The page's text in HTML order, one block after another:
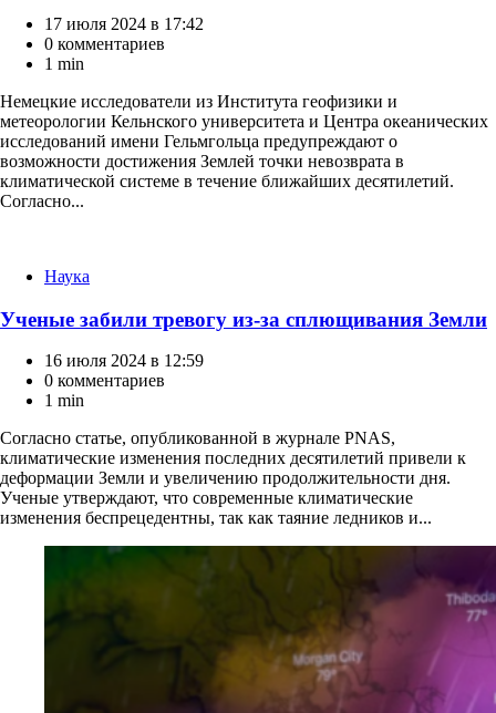
17 июля 2024 в 17:42
0 комментариев
1 min
Немецкие исследователи из Института геофизики и
метеорологии Кельнского университета и Центра океанических
исследований имени Гельмгольца предупреждают о
возможности достижения Землей точки невозврата в
климатической системе в течение ближайших десятилетий.
Согласно...
Категории
Наука
Ученые забили тревогу из-за сплющивания Земли
16 июля 2024 в 12:59
0 комментариев
1 min
Согласно статье, опубликованной в журнале PNAS,
климатические изменения последних десятилетий привели к
деформации Земли и увеличению продолжительности дня.
Ученые утверждают, что современные климатические
изменения беспрецедентны, так как таяние ледников и...